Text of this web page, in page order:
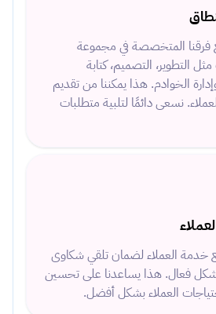
المتخصصة في مجموعة
التطوير، التصميم، كتابة
الخوادم. هذا يمكننا من تقديم
نسعى دائمًا لتلبية متطلبات
مع خدمة العملاء لضمان تلقي شكاوى
بشكل فعال. هذا يساعدنا على تحسين
العملاء بشكل أفضل.